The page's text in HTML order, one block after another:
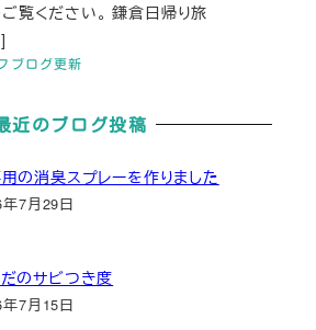
ブログ更新
覧ください。 鎌倉日帰り旅
近のブログ投稿
の消臭スプレーを作りました
7月29日
のサビつき度
7月15日